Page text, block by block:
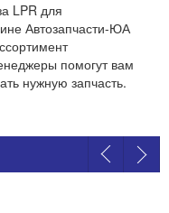
LPR для
Автозапчасти-ЮА
помогут вам
нужную запчасть.